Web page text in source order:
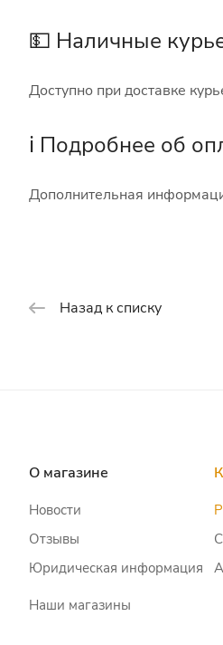
💵 Наличные
Доступно при доставке
ℹ️ Подробнее об
Дополнительная
Назад к списку
О магазине
Новости
Отзывы
Юридическая информация
Наши магазины